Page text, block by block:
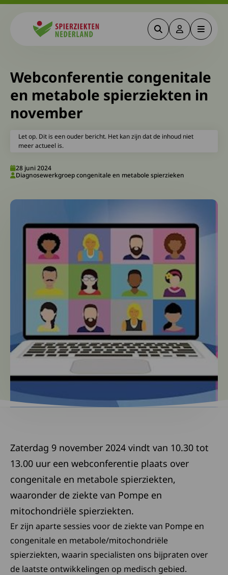
ZoekenDeze link
Menu
Webconferentie congenitale
en metabole spierziekten in
november
Let op. Dit is een ouder bericht. Het kan zijn dat de inhoud niet
meer actueel is.
28 juni 2024
Diagnosewerkgroep congenitale en metabole spierzieken
Zaterdag 9 november 2024 vindt van 10.30 tot
13.00 uur een webconferentie plaats over
congenitale en metabole spierziekten,
waaronder de ziekte van Pompe en
mitochondriële spierziekten.
Er zijn aparte sessies voor de ziekte van Pompe en
congenitale en metabole/mitochondriële
spierziekten, waarin specialisten ons bijpraten over
de laatste ontwikkelingen op medisch gebied.